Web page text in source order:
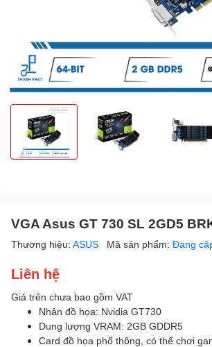
VGA Asus GT 730 SL 2GD5
Thương hiệu: ASUS Mã sản phẩm: Đang
Liên hệ
Giá trên chưa bao gồm VAT
Nhân đồ họa: Nvidia GT730
Dung lượng VRAM: 2GB GDDR5
Card đồ họa phổ thông, có thể chơi